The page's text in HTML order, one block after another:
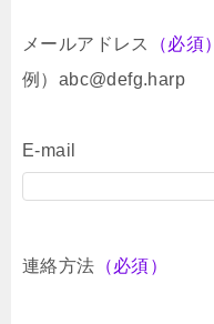
メールアドレス
（必須）
例）abc@defg.harp
E-mail
連絡方法 （必須）